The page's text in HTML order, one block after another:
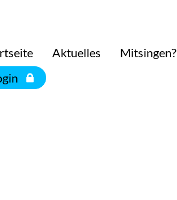
Aktuelles Mitsingen?